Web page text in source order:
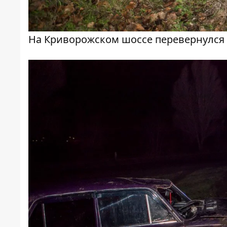
На Криворожском шоссе